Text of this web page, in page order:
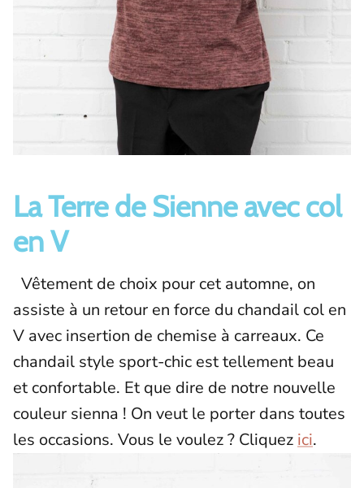
La Terre de Sienne avec col
en V
Vêtement de choix pour cet automne, on
assiste à un retour en force du chandail col en
V avec insertion de chemise à carreaux. Ce
chandail style sport-chic est tellement beau
et confortable. Et que dire de notre nouvelle
couleur sienna ! On veut le porter dans toutes
les occasions. Vous le voulez ? Cliquez ici.